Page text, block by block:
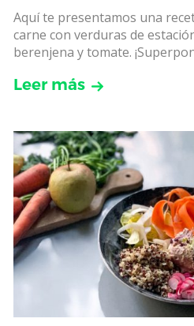
Aquí te presentamos una
carne con verduras de
berenjena y tomate.
Leer más